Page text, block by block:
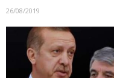
26/08/2019